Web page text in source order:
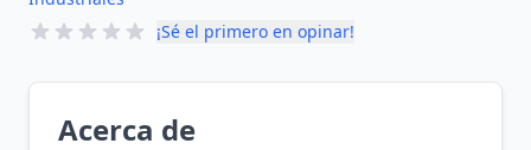
¡Sé el primero en opinar!
Acerca de